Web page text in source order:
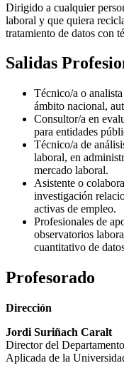
Dirigido a cualquier
laboral y que quiera
tratamiento de datos con
Salidas
Técnico/a o
ámbito nacional,
Consultor/a en
para entidades
Técnico/a de
laboral, en
mercado laboral.
Asistente o
investigación
activas de empleo.
Profesionales de
observatorios
cuantitativo de
Profesorado
Dirección
Jordi Suriñach Caralt
Director del
Aplicada de la